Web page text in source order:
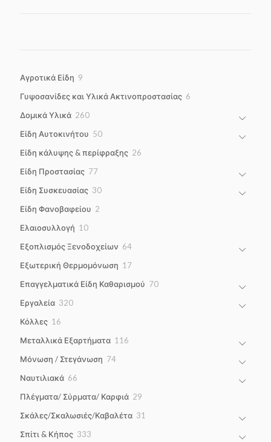
Αγροτικά Είδη 9
Γυψοσανίδες και Υλικά Ακτινοπροστασίας 6
Δομικά Υλικά 260260
Είδη Αυτοκινήτου 5050
Είδη κάλυψης & περίφραξης 26
Είδη Προστασίας 7777
Είδη Συσκευασίας 3030
Είδη Φανοβαφείου 2
Ελαιοσυλλογή 1010
Εξοπλισμός Ξενοδοχείων 6464
Εξωτερική Θερμομόνωση 1717
Επαγγελματικά Είδη Καθαρισμού 7070
Εργαλεία 320320
Κόλλες 16
Μεταλλικά Εξαρτήματα 116
Μόνωση / Στεγάνωση 7474
Ναυτιλιακά 66
Πλέγματα/ Σύρματα/ Καρφιά 29
Σκάλες/Σκαλωσιές/Καβαλέτα 31
Σπίτι & Κήπος 333